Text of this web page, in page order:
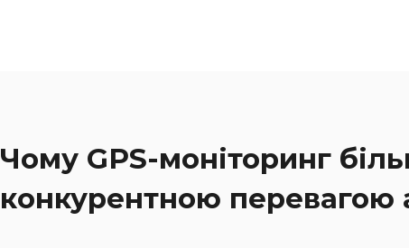
Чому GPS-моніторинг
конкурентною перевагою